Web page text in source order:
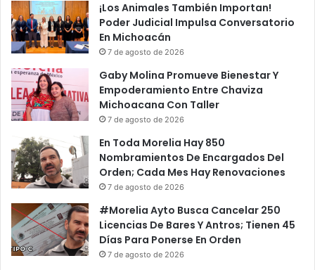
¡Los Animales También Importan!
Poder Judicial Impulsa Conversatorio
En Michoacán
7 de agosto de 2026
Gaby Molina Promueve Bienestar Y
Empoderamiento Entre Chaviza
Michoacana Con Taller
7 de agosto de 2026
En Toda Morelia Hay 850
Nombramientos De Encargados Del
Orden; Cada Mes Hay Renovaciones
7 de agosto de 2026
#Morelia Ayto Busca Cancelar 250
Licencias De Bares Y Antros; Tienen 45
Días Para Ponerse En Orden
7 de agosto de 2026